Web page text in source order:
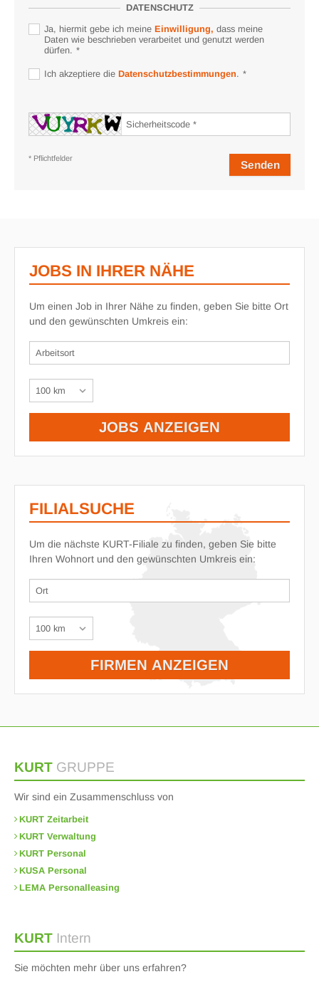
DATENSCHUTZ
Ja, hiermit gebe ich meineEinwilligung, dass meine
Daten wie beschrieben verarbeitet und genutzt werden
dürfen.
Ich akzeptiere dieDatenschutzbestimmungen.
* Pflichtfelder
JOBS IN IHRER NÄHE
Um einen Job in Ihrer Nähe zu finden, geben Sie bitte Ort
und den gewünschten Umkreis ein:
FILIALSUCHE
Um die nächste KURT-Filiale zu finden, geben Sie bitte
Ihren Wohnort und den gewünschten Umkreis ein:
KURT GRUPPE
Wir sind ein Zusammenschluss von
KURT Zeitarbeit
KURT Verwaltung
KURT Personal
KUSA Personal
LEMA Personalleasing
KURT Intern
Sie möchten mehr über uns erfahren?